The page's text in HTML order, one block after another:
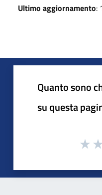
Ultimo aggiornamento:
Quanto sono
su questa